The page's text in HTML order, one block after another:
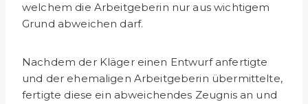
welchem die Arbeitgeberin nur aus wichtigem
Grund abweichen darf.
Nachdem der Kläger einen Entwurf anfertigte
und der ehemaligen Arbeitgeberin übermittelte,
fertigte diese ein abweichendes Zeugnis an und